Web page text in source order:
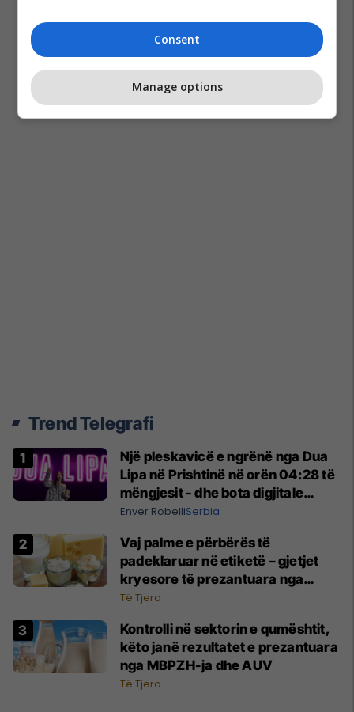
Trend Telegrafi
Një pleskavicë e ngrënë nga Dua
Lipa në Prishtinë në orën 04:28 të
mëngjesit - dhe bota digjitale
serbe shpall gjendjen e luftës
Enver RobelliSerbia
Vaj palme e përbërës të
padeklaruar në etiketë – gjetjet
kryesore të prezantuara nga
AUV-i pas kontrollit në sektorin e
Të Tjera
Kontrolli në sektorin e qumështit,
këto janë rezultatet e prezantuara
nga MBPZH-ja dhe AUV
Të Tjera
Consent
Manage options